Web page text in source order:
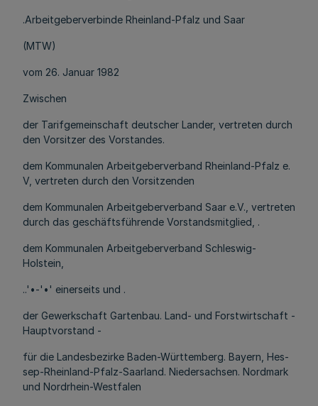
.Arbeitgeberverbinde Rheinland-Pfalz und Saar
(MTW)
vom 26. Januar 1982
Zwischen
der Tarifgemeinschaft deutscher Lander, vertreten durch
den Vorsitzer des Vorstandes.
dem Kommunalen Arbeitgeberverband Rheinland-Pfalz e.
V, vertreten durch den Vorsitzenden
dem Kommunalen Arbeitgeberverband Saar e.V., vertreten
durch das geschäftsführende Vorstandsmitglied, .
dem Kommunalen Arbeitgeberverband Schleswig-
Holstein,
..'•-'•' einerseits und .
der Gewerkschaft Gartenbau. Land- und Forstwirtschaft -
Hauptvorstand -
für die Landesbezirke Baden-Württemberg. Bayern, Hes-
sep-Rheinland-Pfalz-Saarland. Niedersachsen. Nordmark
und Nordrhein-Westfalen